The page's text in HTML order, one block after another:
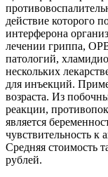
действие которого
интерферона
лечении гриппа,
патологий,
нескольких
для инъекций.
возраста. Из
реакции,
является
чувствительность
Средняя стоимость
рублей.